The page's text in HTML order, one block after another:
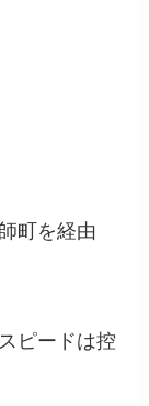
町を経由
ピードは控